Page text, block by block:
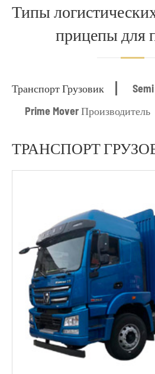
Типы
прицепы для
Транспорт Грузовик
Prime Mover Производитель
ТРАНСПОРТ